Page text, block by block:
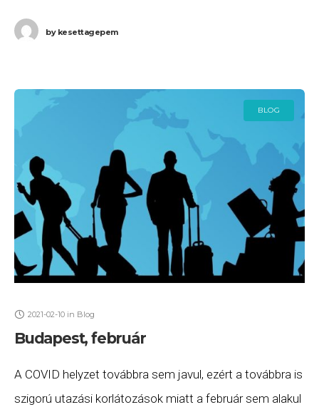
bykesettagepem
BLOG
2021-02-10 in Blog
Budapest, február
A COVID helyzet továbbra sem javul, ezért a továbbra is
szigorú utazási korlátozások miatt a február sem alakul